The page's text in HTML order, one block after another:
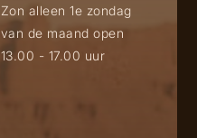
Zon alleen 1e zondag
van de maand open
13.00 - 17.00 uur